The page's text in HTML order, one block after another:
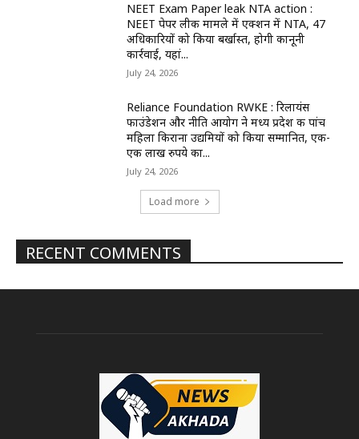
NEET Exam Paper leak NTA action :
NEET पेपर लीक मामले में एक्शन में NTA, 47
अधिकारियों को किया बर्खास्त, होगी कानूनी
कार्रवाई, यहां...
July 24, 2026
Reliance Foundation RWKE : रिलायंस
फाउंडेशन और नीति आयोग ने मध्य प्रदेश की पांच
महिला किराना उद्यमियों को किया सम्मानित, एक-
एक लाख रुपये का...
July 24, 2026
Load more
RECENT COMMENTS